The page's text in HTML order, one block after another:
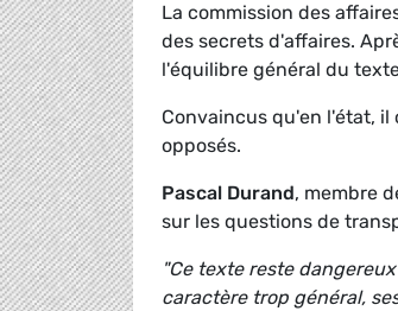
La commission des
des secrets d'affaires.
l'équilibre général du
Convaincus qu'en l'état,
opposés.
Pascal Durand, membre
sur les questions de
"Ce texte reste
caractère trop général,